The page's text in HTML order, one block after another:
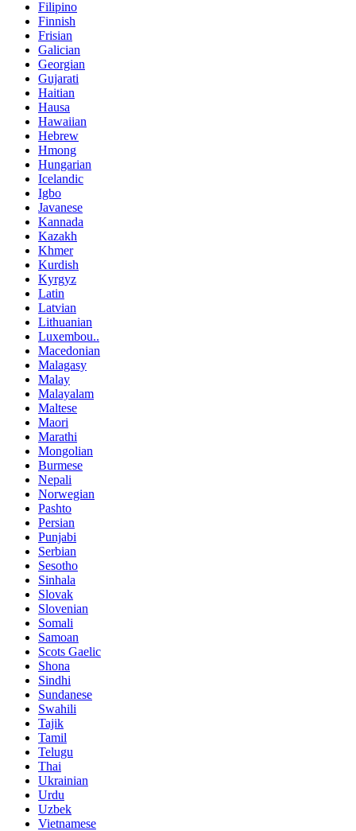
Filipino
Finnish
Frisian
Galician
Georgian
Gujarati
Haitian
Hausa
Hawaiian
Hebrew
Hmong
Hungarian
Icelandic
Igbo
Javanese
Kannada
Kazakh
Khmer
Kurdish
Kyrgyz
Latin
Latvian
Lithuanian
Luxembou..
Macedonian
Malagasy
Malay
Malayalam
Maltese
Maori
Marathi
Mongolian
Burmese
Nepali
Norwegian
Pashto
Persian
Punjabi
Serbian
Sesotho
Sinhala
Slovak
Slovenian
Somali
Samoan
Scots Gaelic
Shona
Sindhi
Sundanese
Swahili
Tajik
Tamil
Telugu
Thai
Ukrainian
Urdu
Uzbek
Vietnamese